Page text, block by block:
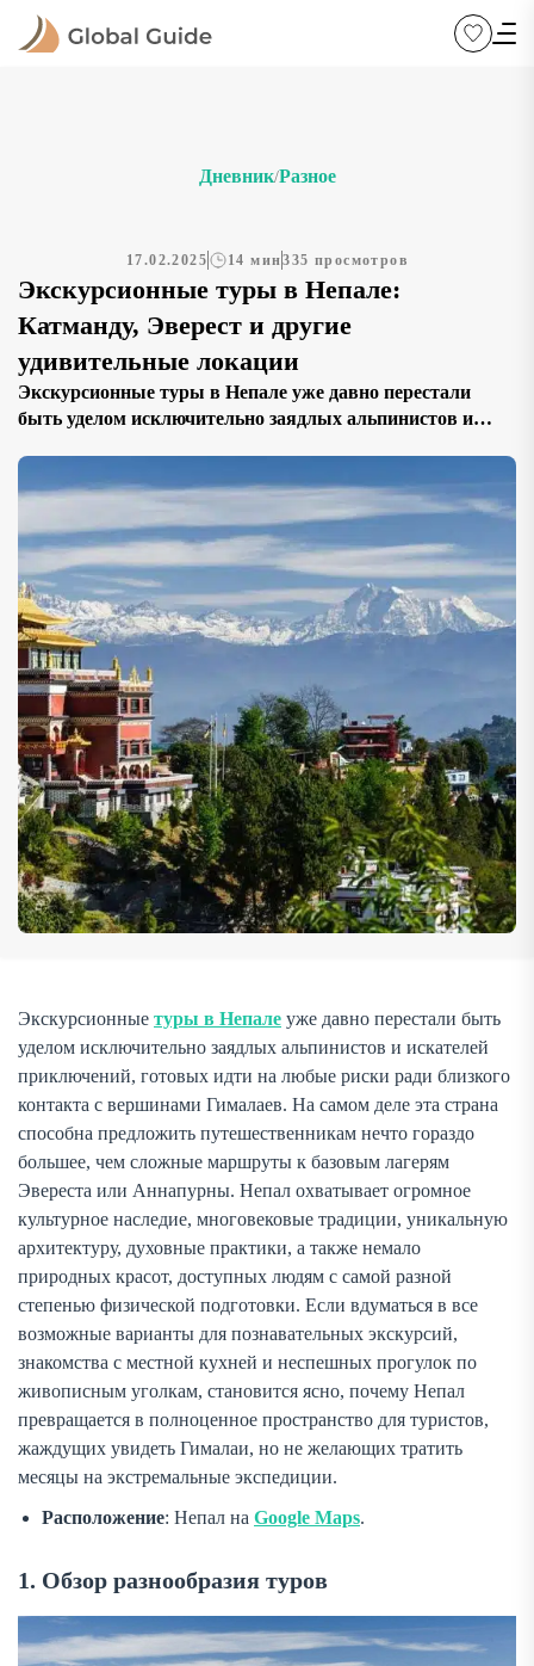
Дневник/Разное
17.02.2025 14 мин335 просмотров
Экскурсионные туры в Непале:
Катманду, Эверест и другие
удивительные локации
Экскурсионные туры в Непале уже давно перестали
быть уделом исключительно заядлых альпинистов и
ради близкого контакта с вершинами Гималаев. На
самом деле эта страна способна предложить
путешественникам нечто гораздо большее, чем сложные
маршруты к базовым лагерям Эвереста или
Аннапурны. Непал охватывает огромное культурное
наследие, многовековые традиции, уникальную
архитектуру, […]
Экскурсионные туры в Непале уже давно перестали быть
уделом исключительно заядлых альпинистов и искателей
приключений, готовых идти на любые риски ради близкого
контакта с вершинами Гималаев. На самом деле эта страна
способна предложить путешественникам нечто гораздо
большее, чем сложные маршруты к базовым лагерям
Эвереста или Аннапурны. Непал охватывает огромное
культурное наследие, многовековые традиции, уникальную
архитектуру, духовные практики, а также немало
природных красот, доступных людям с самой разной
степенью физической подготовки. Если вдуматься в все
возможные варианты для познавательных экскурсий,
знакомства с местной кухней и неспешных прогулок по
живописным уголкам, становится ясно, почему Непал
превращается в полноценное пространство для туристов,
жаждущих увидеть Гималаи, но не желающих тратить
месяцы на экстремальные экспедиции.
Расположение: Непал на Google Maps.
1. Обзор разнообразия туров